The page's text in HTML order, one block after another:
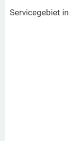
Servicegebiet in